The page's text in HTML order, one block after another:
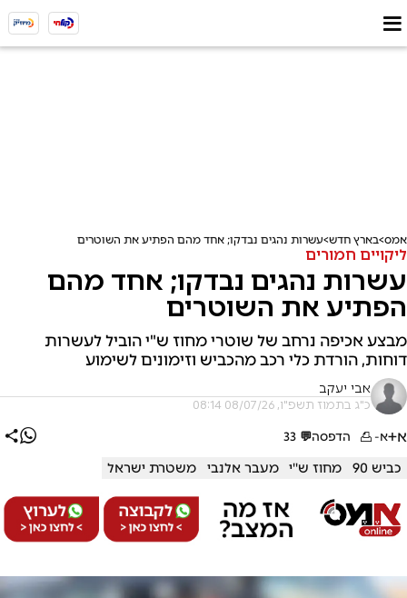
אמס בארץ חדש עשרות נהגים נבדקו; אחד מהם הפתיע את השוטרים
ליקויים חמורים
עשרות נהגים נבדקו; אחד מהם
הפתיע את השוטרים
מבצע אכיפה נרחב של שוטרי מחוז ש"י הוביל לעשרות
דוחות, הורדת כלי רכב מהכביש וזימונים לשימוע
אבי יעקב
כ"ג בתמוז תשפ"ו, 08/07/26 08:14
א+א- הדפסה💬
33
כביש 90 מחוז ש''י מעבר אלנבי משטרת ישראל